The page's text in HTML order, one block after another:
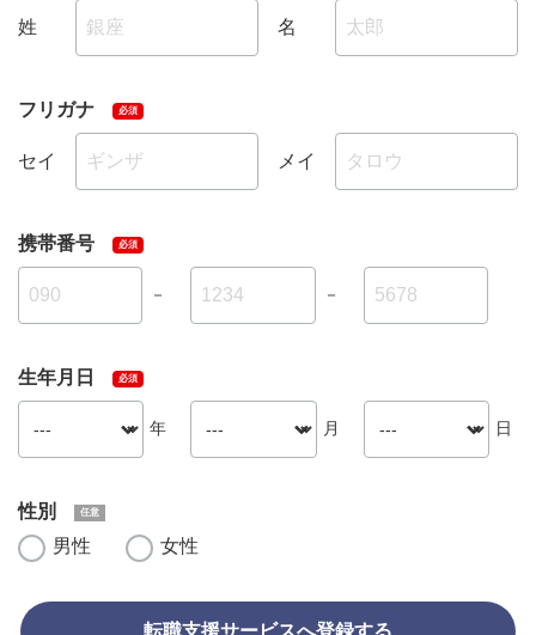
姓 名
フリガナ
セイ メイ
携帯番号
－ －
生年月日
年 月 日
性別
男性
女性
転職支援サービスへ登録する